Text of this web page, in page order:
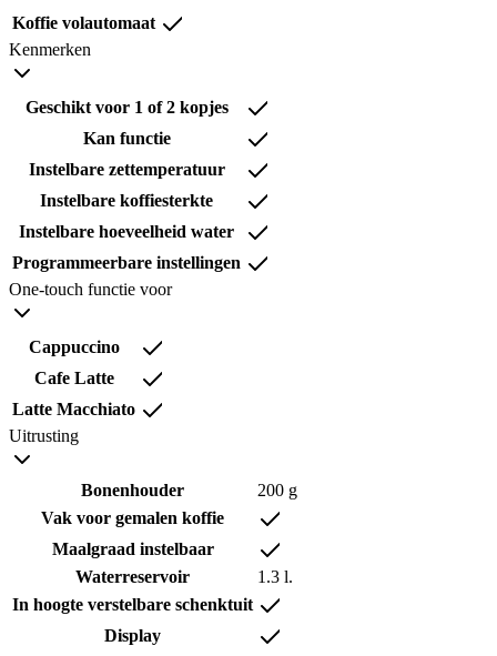
Koffie volautomaat
Kenmerken
Geschikt voor 1 of 2 kopjes
Kan functie
Instelbare zettemperatuur
Instelbare koffiesterkte
Instelbare hoeveelheid water
Programmeerbare instellingen
One-touch functie voor
Cappuccino
Cafe Latte
Latte Macchiato
Uitrusting
Bonenhouder
200 g
Vak voor gemalen koffie
Maalgraad instelbaar
Waterreservoir
1.3 l.
In hoogte verstelbare schenktuit
Display